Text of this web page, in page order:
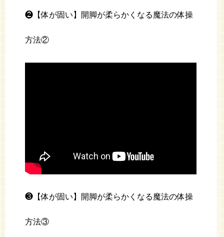
❷【体が固い】開脚が柔らかくなる魔法の体操
方法②
❸【体が固い】開脚が柔らかくなる魔法の体操
方法③